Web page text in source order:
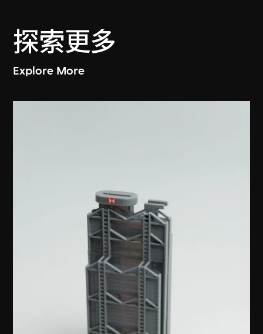
探索更多
Explore More